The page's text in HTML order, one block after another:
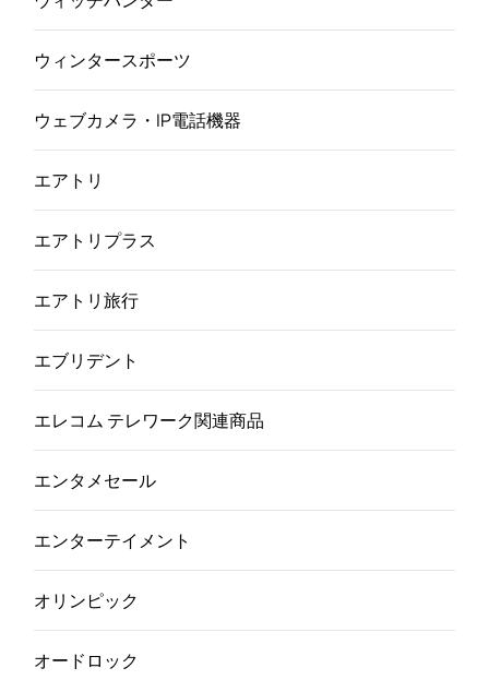
ウィンタースポーツ
ウェブカメラ・IP電話機器
エアトリ
エアトリプラス
エアトリ旅行
エブリデント
エレコム テレワーク関連商品
エンタメセール
エンターテイメント
オリンピック
オードロック